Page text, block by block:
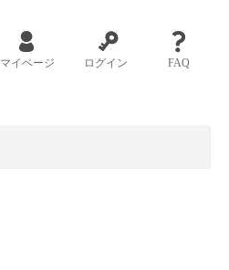
マイページ ログイン FAQ